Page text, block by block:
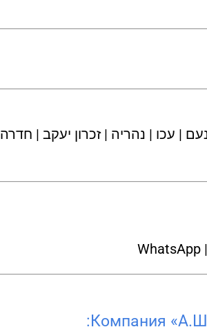
| עכו | נהריה | זכרון יעקב | חדרה
WhatsApp
Компания «А.Ш